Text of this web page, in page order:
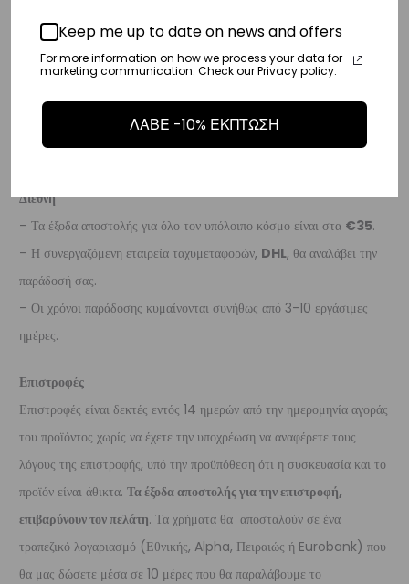
– Τα έξοδα αποστολής για όλο την Ευρώπη είναι στα €25.
– Η συνεργαζόμενη εταιρεία ταχυμεταφορών,DHL, θα αναλάβει την
παράδοσή σας.
– Οι χρόνοι παράδοσης κυμαίνονται συνήθως από 3-8 εργάσιμες
ημέρες.
Διεθνή
– Τα έξοδα αποστολής για όλο τον υπόλοιπο κόσμο είναι στα €35.
– Η συνεργαζόμενη εταιρεία ταχυμεταφορών, DHL, θα αναλάβει την
παράδοσή σας.
– Οι χρόνοι παράδοσης κυμαίνονται συνήθως από 3-10 εργάσιμες
ημέρες.
Επιστροφές
Επιστροφές είναι δεκτές εντός 14 ημερών από την ημερομηνία αγοράς
του προϊόντος χωρίς να έχετε την υποχρέωση να αναφέρετε τους
λόγους της επιστροφής, υπό την προϋπόθεση ότι η συσκευασία και το
προϊόν είναι άθικτα. Τα έξοδα αποστολής για την επιστροφή,
επιβαρύνουν τον πελάτη. Τα χρήματα θα αποσταλούν σε ένα
τραπεζικό λογαριασμό (Εθνικής, Alpha, Πειραιώς ή Eurobank) που
θα μας δώσετε μέσα σε 10 μέρες που θα παραλάβουμε το
Keep me up to date on news and offers
For more information on how we process your data for
marketing communication. Check our Privacy policy.
ΛΑΒΕ -10% ΕΚΠΤΩΣΗ